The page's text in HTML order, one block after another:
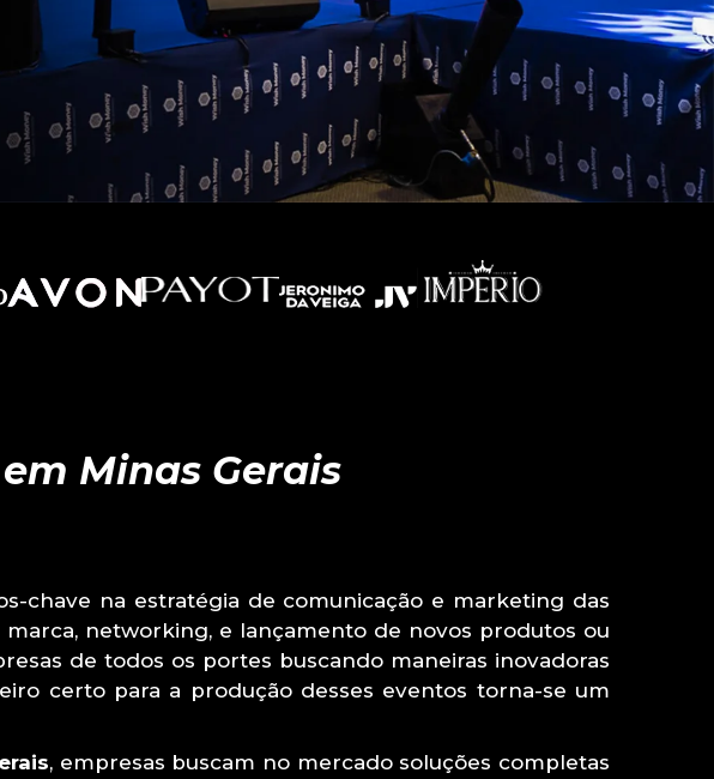
Minas Gerais
chave na estratégia de comunicação e marketing das
networking, e lançamento de novos produtos ou
de todos os portes buscando maneiras inovadoras
certo para a produção desses eventos torna-se um
, empresas buscam no mercado soluções completas